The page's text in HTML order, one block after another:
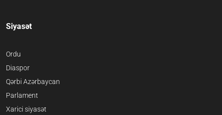
Siyasət
Ordu
Diaspor
Qərbi Azərbaycan
Parlament
Xarici siyasət